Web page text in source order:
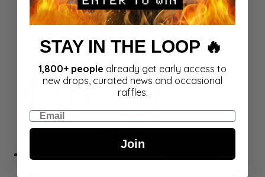
Komplektid
STAY IN THE LOOP 🔥
1,800+ people already get early access to
new drops, curated news and occasional
raffles.
Email
Join